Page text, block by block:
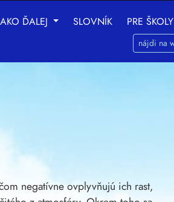
AKO ĎALEJ SLOVNÍK PRE ŠKOLY
negatívne ovplyvňujú ich rast,